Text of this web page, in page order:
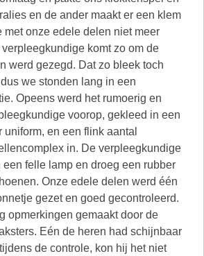
en de ander maakt er een klem
met onze edele delen niet meer
komt zo om de
werd gezegd. Dat zo bleek toch
we stonden lang in een
Opeens werd het rumoerig en
voorop, gekleed in een
uniform, en een flink aantal
in. De verpleegkundige
felle lamp en droeg een rubber
Onze edele delen werd één
gezet en goed gecontroleerd.
opmerkingen gemaakt door de
Eén de heren had schijnbaar
de controle, kon hij het niet